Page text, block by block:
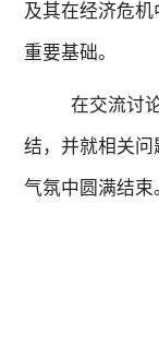
及其在经济危
重要基础。
在交流讨
结，并就相关
气氛中圆满结束